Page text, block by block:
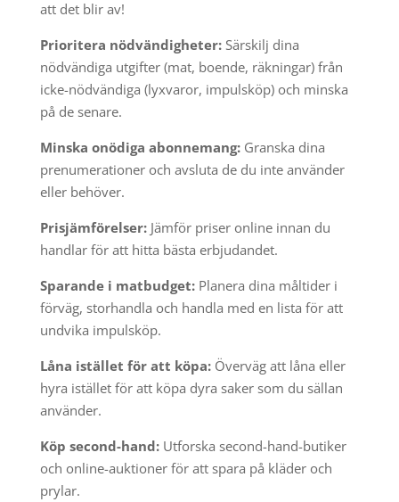
att det blir av!
Prioritera nödvändigheter:Särskilj dina
nödvändiga utgifter (mat, boende, räkningar) från
icke-nödvändiga (lyxvaror, impulsköp) och minska
på de senare.
Minska onödiga abonnemang: Granska dina
prenumerationer och avsluta de du inte använder
eller behöver.
Prisjämförelser:Jämför priser online innan du
handlar för att hitta bästa erbjudandet.
Sparande i matbudget: Planera dina måltider i
förväg, storhandla och handla med en lista för att
undvika impulsköp.
Låna istället för att köpa: Överväg att låna eller
hyra istället för att köpa dyra saker som du sällan
använder.
Köp second-hand:Utforska second-hand-butiker
och online-auktioner för att spara på kläder och
prylar.